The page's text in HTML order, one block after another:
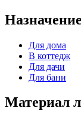
Для дома
В коттедж
Для дачи
Для бани
Материал